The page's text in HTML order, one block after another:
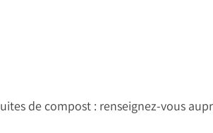
de compost : renseignez-vous